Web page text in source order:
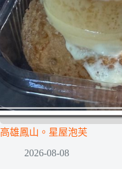
高雄鳳山。星屋泡芙
2026-08-08